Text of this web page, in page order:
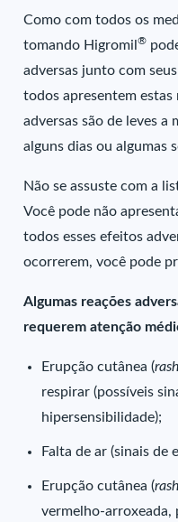
Como com todos os
tomando Higromil®
adversas junto com
todos apresentem estas
adversas são de leves a
alguns dias ou algumas
Não se assuste com a
Você pode não
todos esses efeitos
ocorrerem, você pode
Algumas reações
requerem atenção
Erupção cutânea (rash
respirar (possíveis
hipersensibilidade);
Falta de ar (sinais de
Erupção cutânea (rash
vermelho-arroxeada,